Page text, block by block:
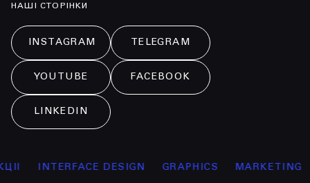
НАШІ СТОРІНКИ
INSTAGRAM TELEGRAM
YOUTUBE FACEBOOK
LINKEDIN
DESIGN GRAPHICS MARKETING